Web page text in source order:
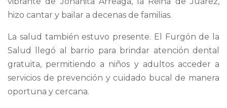
hizo cantar y bailar a decenas de familias.
La salud también estuvo presente. El Furgón de la
Salud llegó al barrio para brindar atención dental
gratuita, permitiendo a niños y adultos acceder a
servicios de prevención y cuidado bucal de manera
oportuna y cercana.